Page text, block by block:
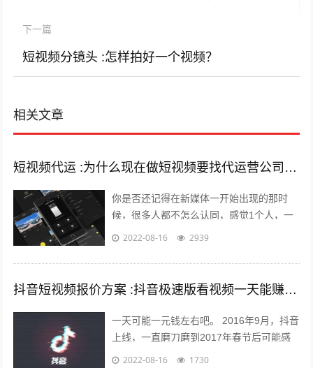
下一篇
短视频分镜头 :怎样拍好一个视频？
相关文章
短视频代运 :为什么现在做短视频要找代运营公司呢？
你是否还记得在新媒体一开始出现的那时
候，很多人都不怎么认同，感觉1个人，一
部手机，一台电脑，依靠这几样东西就能养
2022-08-16 2939
抖音短视频报价方案 :抖音极速版看视频一天能赚多少钱？
一天可能一元钱左右吧。 2016年9月，抖音
上线，一直磨刀磨到2017年春节后可能感
觉跑通了才大举压上资源，产品优秀的数据
2022-08-16 1730